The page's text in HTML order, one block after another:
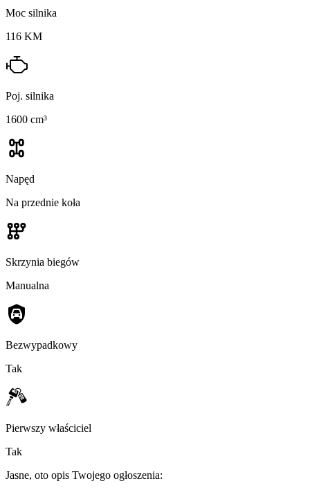
Moc silnika
116 KM
Poj. silnika
1600 cm³
Napęd
Na przednie koła
Skrzynia biegów
Manualna
Bezwypadkowy
Tak
Pierwszy właściciel
Tak
Jasne, oto opis Twojego ogłoszenia: